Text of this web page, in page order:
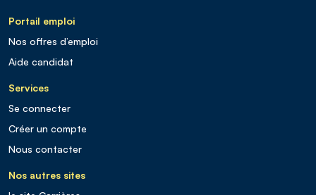
Portail emploi
Nos offres d’emploi
Aide candidat
Services
Se connecter
Créer un compte
Nous contacter
Nos autres sites